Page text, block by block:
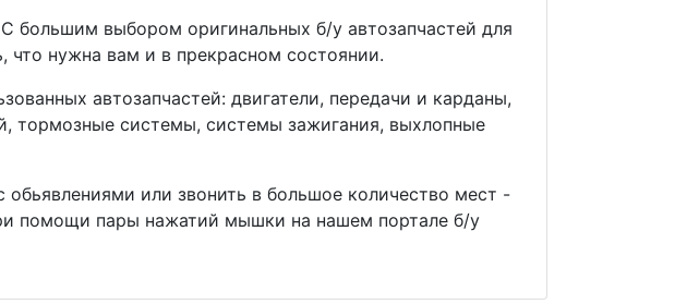
большим выбором оригинальных б/у автозапчастей для
что нужна вам и в прекрасном состоянии.
автозапчастей: двигатели, передачи и карданы,
тормозные системы, системы зажигания, выхлопные
или звонить в большое количество мест -
помощи пары нажатий мышки на нашем портале б/у